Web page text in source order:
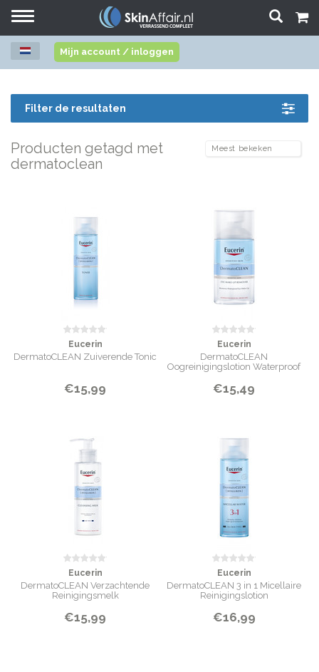
Toggle
Mijn account / inloggen
Filter de resultaten
Producten getagd met
dermatoclean
Eucerin
DermatoCLEAN Zuiverende Tonic
€15,99
Eucerin
DermatoCLEAN
Oogreinigingslotion Waterproof
€15,49
Eucerin
DermatoCLEAN Verzachtende
Reinigingsmelk
€15,99
Eucerin
DermatoCLEAN 3 in 1 Micellaire
Reinigingslotion
€16,99